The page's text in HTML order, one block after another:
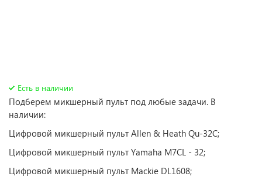
Есть в наличии
Подберем микшерный пульт под любые задачи. В
наличии:
Цифровой микшерный пульт Allen & Heath Qu-32С;
Цифровой микшерный пульт Yamaha M7CL - 32;
Цифровой микшерный пульт Mackie DL1608;